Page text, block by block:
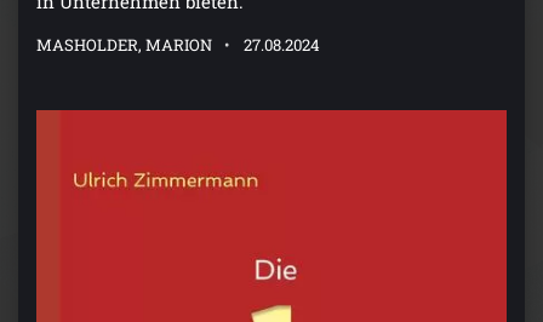
MASHOLDER, MARION 27.08.2024